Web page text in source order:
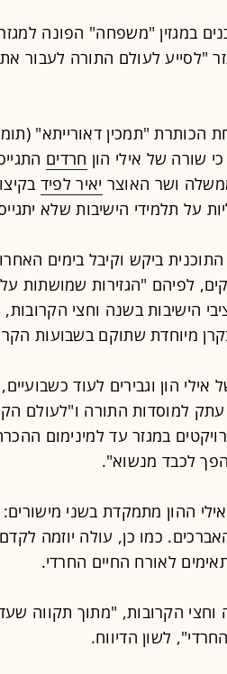
במגזין "משפחה" הפונה
"לסייע לעולם התורה לעבור
הכותרת "תמכין דאורייתא"
שורה של אילי הון חרדים
ושר האוצר יאיר לפיד
על תלמידי הישיבות שלא
ביקש וקיבל בימים
לפיהם "הגזירות שמושתות
מתקציבי הישיבות בשנה וחצי
מיוחדת שתוקם בשבועות
אילי הון וגבירים לעוד
למוסדות התורה ו"לעולם
במגזר עד למינימום
לכבד מנשוא".
ההון מתמקדת בשני מישורים:
כמו כן, עולה יוזמה
לאורח החיים החרדי.
וחצי הקרובות, "מתוך תקווה
לשון הדיווח.